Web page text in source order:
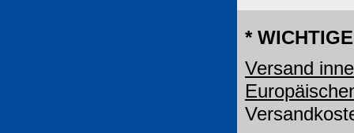
*
Versand